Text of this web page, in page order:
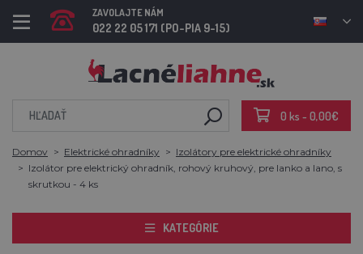
ZAVOLAJTE NÁM
022 22 05 171 (PO-PIA 9-15)
0 ks - 0,00€
Domov Elektrické ohradníky
Izolátory pre elektrické ohradníky
Izolátor pre elektrický ohradník, rohový kruhový, pre lanko a lano, s
skrutkou - 4 ks
KATEGÓRIE